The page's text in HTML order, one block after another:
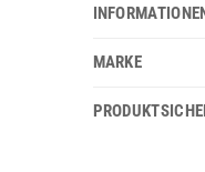
MARKE